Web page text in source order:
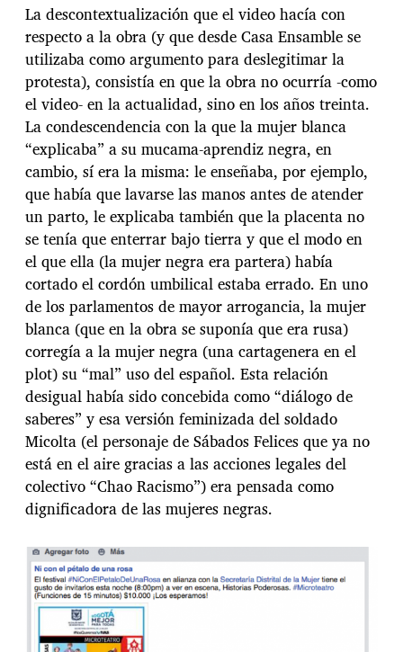
La descontextualización que el video hacía con
respecto a la obra (y que desde Casa Ensamble se
utilizaba como argumento para deslegitimar la
protesta), consistía en que la obra no ocurría -como
el video- en la actualidad, sino en los años treinta.
La condescendencia con la que la mujer blanca
“explicaba” a su mucama-aprendiz negra, en
cambio, sí era la misma: le enseñaba, por ejemplo,
que había que lavarse las manos antes de atender
un parto, le explicaba también que la placenta no
se tenía que enterrar bajo tierra y que el modo en
el que ella (la mujer negra era partera) había
cortado el cordón umbilical estaba errado. En uno
de los parlamentos de mayor arrogancia, la mujer
blanca (que en la obra se suponía que era rusa)
corregía a la mujer negra (una cartagenera en el
plot) su “mal” uso del español. Esta relación
desigual había sido concebida como “diálogo de
saberes” y esa versión feminizada del soldado
Micolta (el personaje de Sábados Felices que ya no
está en el aire gracias a las acciones legales del
colectivo “Chao Racismo”) era pensada como
dignificadora de las mujeres negras.